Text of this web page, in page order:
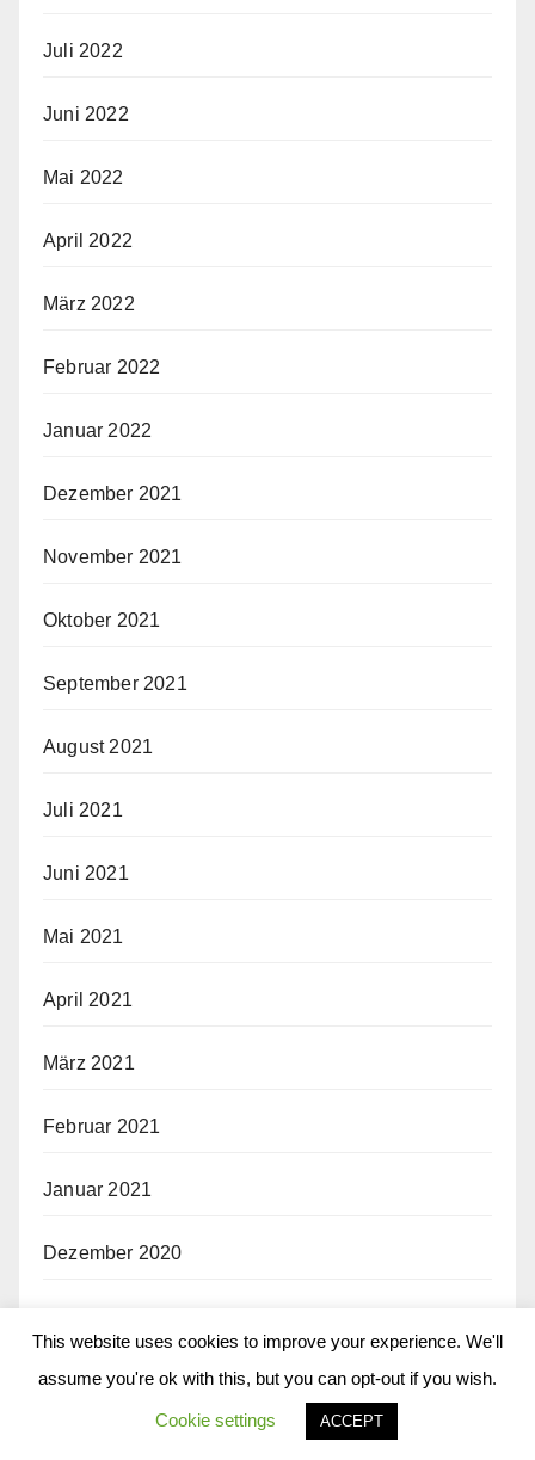
Juli 2022
Juni 2022
Mai 2022
April 2022
März 2022
Februar 2022
Januar 2022
Dezember 2021
November 2021
Oktober 2021
September 2021
August 2021
Juli 2021
Juni 2021
Mai 2021
April 2021
März 2021
Februar 2021
Januar 2021
Dezember 2020
Oktober 2020
This website uses cookies to improve your experience. We'll
assume you're ok with this, but you can opt-out if you wish.
Cookie settings ACCEPT